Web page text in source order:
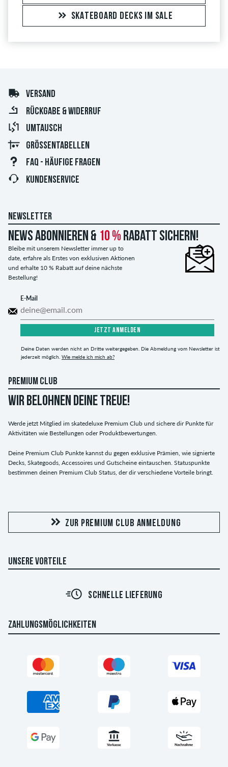
SKATEBOARD DECKS IM SALE
VERSAND
RÜCKGABE & WIDERRUF
UMTAUSCH
GRÖSSENTABELLEN
FAQ - HÄUFIGE FRAGEN
KUNDENSERVICE
NEWSLETTER
News abonnieren & 10 % Rabatt sichern!
Bleibe mit unserem Newsletter immer up to
date, erfahre als Erstes von exklusiven Aktionen
und erhalte 10 % Rabatt auf deine nächste
Bestellung!
E-Mail
JETZT ANMELDEN
Deine Daten werden nicht an Dritte weitergegeben. Die Abmeldung vom Newsletter ist
jederzeit möglich. Wie melde ich mich ab?
PREMIUM CLUB
WIR BELOHNEN DEINE TREUE!
Werde jetzt Mitglied im skatedeluxe Premium Club und sichere dir Punkte für
Aktivitäten wie Bestellungen oder Produktbewertungen.
Deine Premium Club Punkte kannst du gegen exklusive Prämien, wie signierte
Decks, Skategoods, Accessoires und Gutscheine eintauschen. Statuspunkte
bestimmen deinen Premium Club Status, der dir verschiedene Vorteile bringt.
ZUR PREMIUM CLUB ANMELDUNG
UNSERE VORTEILE
SCHNELLE LIEFERUNG
ZAHLUNGSMÖGLICHKEITEN